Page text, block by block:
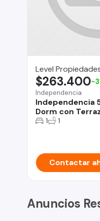
Level
Independencia
Independencia
Dorm con
$263.400-
1 1
Contactar
Anuncios